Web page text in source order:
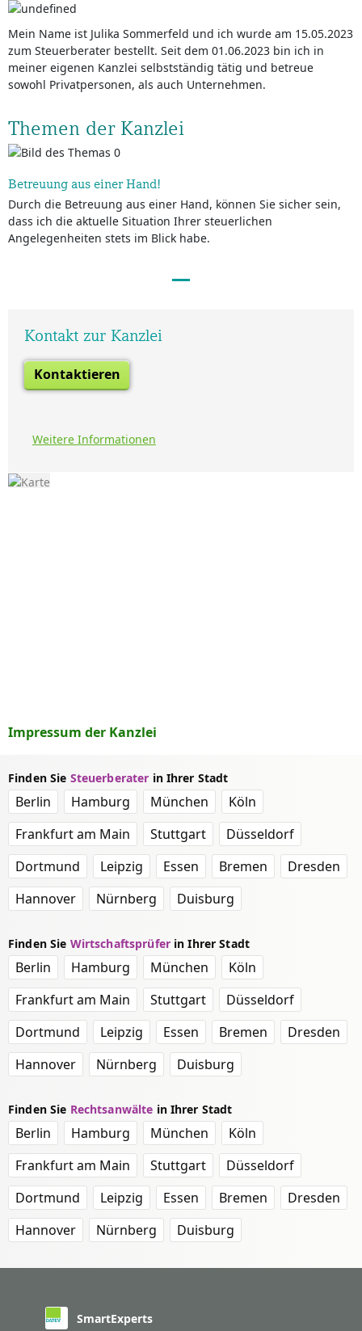
Mein Name ist Julika Sommerfeld und ich wurde am 15.05.2023
zum Steuerberater bestellt. Seit dem 01.06.2023 bin ich in
meiner eigenen Kanzlei selbstständig tätig und betreue
sowohl Privatpersonen, als auch Unternehmen.
Themen der Kanzlei
Betreuung aus einer Hand!
Durch die Betreuung aus einer Hand, können Sie sicher sein,
dass ich die aktuelle Situation Ihrer steuerlichen
Angelegenheiten stets im Blick habe.
Kontakt zur Kanzlei
Kontaktieren
Weitere Informationen
Impressum der Kanzlei
Finden Sie Steuerberater in Ihrer Stadt
Berlin Hamburg München
Köln
Frankfurt am Main
Stuttgart
Düsseldorf
Dortmund
Leipzig Essen Bremen
Dresden
Hannover
Nürnberg Duisburg
Finden Sie Wirtschaftsprüferin Ihrer Stadt
Berlin Hamburg München
Köln
Frankfurt am Main
Stuttgart
Düsseldorf
Dortmund
Leipzig Essen Bremen
Dresden
Hannover
Nürnberg Duisburg
Finden Sie Rechtsanwälte in Ihrer Stadt
Berlin Hamburg München
Köln
Frankfurt am Main
Stuttgart
Düsseldorf
Dortmund
Leipzig Essen Bremen
Dresden
Hannover
Nürnberg Duisburg
SmartExperts